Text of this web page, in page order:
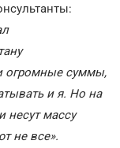
огромные суммы,
и я. Но на
несут массу
не все».